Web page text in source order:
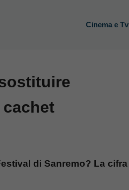
Cinema e Tv
cachet
di Sanremo? La cifra